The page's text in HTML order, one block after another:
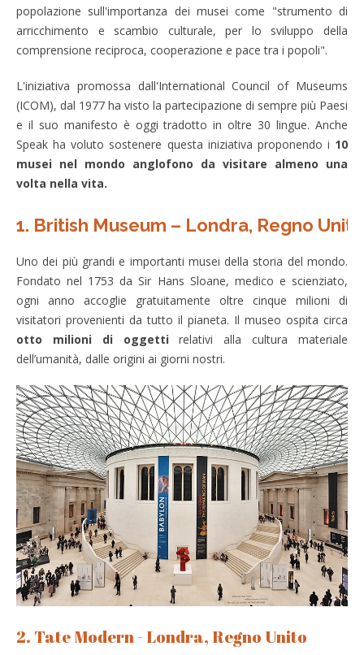
popolazione sull'importanza dei musei come "strumento di
arricchimento e scambio culturale, per lo sviluppo della
comprensione reciproca, cooperazione e pace tra i popoli".
L'iniziativa promossa dall'International Council of Museums
(ICOM), dal 1977 ha visto la partecipazione di sempre più Paesi
e il suo manifesto è oggi tradotto in oltre 30 lingue. Anche
Speak ha voluto sostenere questa iniziativa proponendo i 10
musei nel mondo anglofono da visitare almeno una
volta nella vita.
1. British Museum – Londra, Regno Unito
Uno dei più grandi e importanti musei della storia del mondo.
Fondato nel 1753 da Sir Hans Sloane, medico e scienziato,
ogni anno accoglie gratuitamente oltre cinque milioni di
visitatori provenienti da tutto il pianeta. Il museo ospita circa
otto milioni di oggettirelativi alla cultura materiale
dell’umanità, dalle origini ai giorni nostri.
2. Tate Modern - Londra, Regno Unito